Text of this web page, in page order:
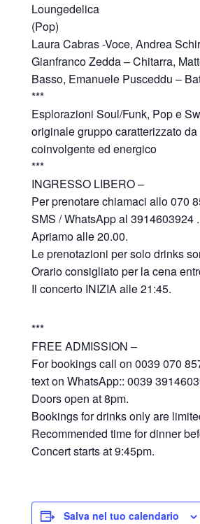
Loungedelica
(Pop)
Laura Cabras -Voce, Andrea
Gianfranco Zedda – Chitarra,
Basso, Emanuele Pusceddu –
***
Esplorazioni Soul/Funk, Pop e
originale gruppo caratterizzato
coinvolgente ed energico
***
INGRESSO LIBERO –
Per prenotare chiamaci allo 070
SMS / WhatsApp al 3914603924 .
Apriamo alle 20.00.
Le prenotazioni per solo drinks
Orario consigliato per la cena
Il concerto INIZIA alle 21:45.
***
FREE ADMISSION –
For bookings call on 0039 070
text on WhatsApp:: 0039
Doors open at 8pm.
Bookings for drinks only are
Recommended time for dinner
Concert starts at 9:45pm.
Salva nel tuo calendario